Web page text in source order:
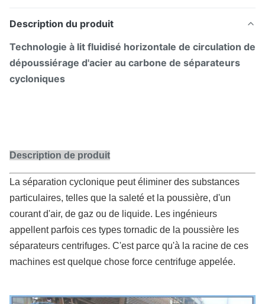
Description du produit
Technologie à lit fluidisé horizontale de circulation de
dépoussiérage d'acier au carbone de séparateurs
cycloniques
Description de produit
La séparation cyclonique peut éliminer des substances
particulaires, telles que la saleté et la poussière, d'un
courant d'air, de gaz ou de liquide. Les ingénieurs
appellent parfois ces types tornadic de la poussière les
séparateurs centrifuges. C'est parce qu'à la racine de ces
machines est quelque chose force centrifuge appelée.